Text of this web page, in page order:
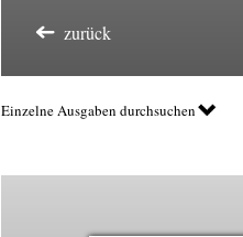
zurück
Einzelne Ausgaben durchsuchen